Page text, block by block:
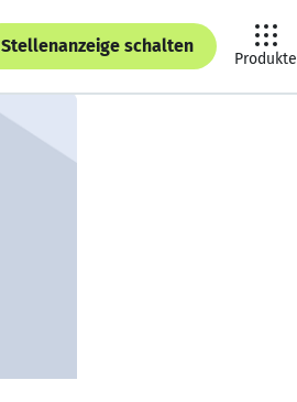
Stellenanzeige schalten
Produkte